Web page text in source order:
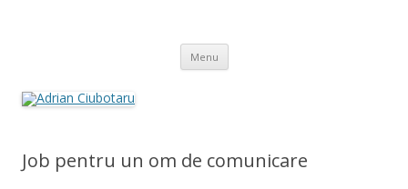
Menu Skip
content
Job pentru un om de comunicare